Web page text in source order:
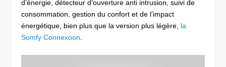
d’énergie, détecteur d’ouverture anti intrusion, suivi de
consommation, gestion du confort et de l’impact
énergétique, bien plus que la version plus légère, la
Somfy Connexoon.